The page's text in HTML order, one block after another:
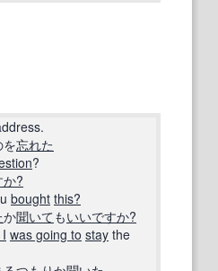
を忘れた
?
?
bought this?
か聞いてもいいですか?
was going to stay the